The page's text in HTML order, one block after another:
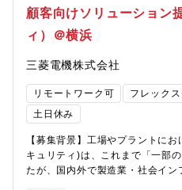
が4割と2軸の強い柱が、毎年15
経営基盤を支えています。■ダイ
スを推進・外国籍従業員の採用は
人材の採用に努めています。・ま
け、職域の拡充やキャリアプラン
の柔軟な対応など、女性の活躍
す。・総労働時間削減するため
をした場合の代休取得の徹底や長
て把握することで、年間労働時
積極的に取り組んでいます。
顧客向けソリューション
ィ）＠横浜
三菱電機株式会社
リモートワーク可 フレック
土日休み
【募集背景】工場やプラントに
キュリティ)は、これまで「一部
たが、国内外で製造業・社会イ